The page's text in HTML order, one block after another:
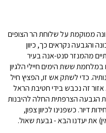
ממוקמת על שלוחת הר הצופים
והגבעה נקראים כך, כיוון
מהמנזר סנט-אנה בעיר
ששת הימים חיילי הלגיון
כדי לשתק אש זו, הפציץ חיל
אזור זה נכבש בידי חטיבת הראל
ב6- ביוני 1967. שכונת הגבעה הצרפתית החלה להיבנות
והיא מיועדת לכ-2000 - יחידות דיור. כשפנינו לכיוון צפון,
את יעדנו הבא - גבעת שאול.